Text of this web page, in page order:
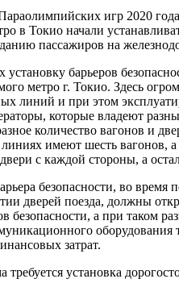
игр 2020
в Токио начали
пассажиров на
барьеров
метро г. Токио. Здесь
линий и при этом
которые владеют
количество вагонов и
имеют шесть вагонов, а
с каждой стороны, а
безопасности, во время
дверей поезда, должны
безопасности, а при таком
оборудования
затрат.
требуется установка